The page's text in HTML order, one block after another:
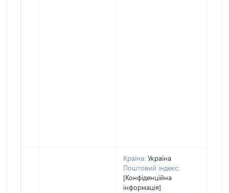
Країна: Україна
Поштовий індекс:
[Конфіденційна
інформація]